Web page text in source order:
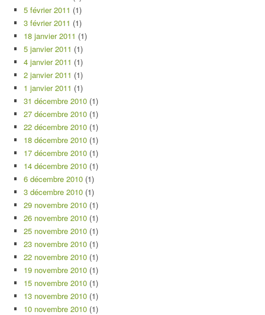
5 février 2011 (1)
3 février 2011 (1)
18 janvier 2011 (1)
5 janvier 2011 (1)
4 janvier 2011 (1)
2 janvier 2011 (1)
1 janvier 2011 (1)
31 décembre 2010 (1)
27 décembre 2010 (1)
22 décembre 2010 (1)
18 décembre 2010 (1)
17 décembre 2010 (1)
14 décembre 2010 (1)
6 décembre 2010 (1)
3 décembre 2010 (1)
29 novembre 2010 (1)
26 novembre 2010 (1)
25 novembre 2010 (1)
23 novembre 2010 (1)
22 novembre 2010 (1)
19 novembre 2010 (1)
15 novembre 2010 (1)
13 novembre 2010 (1)
10 novembre 2010 (1)